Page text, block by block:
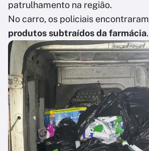
patrulhamento na região.
No carro, os policiais encontraram
produtos subtraídos da farmácia.